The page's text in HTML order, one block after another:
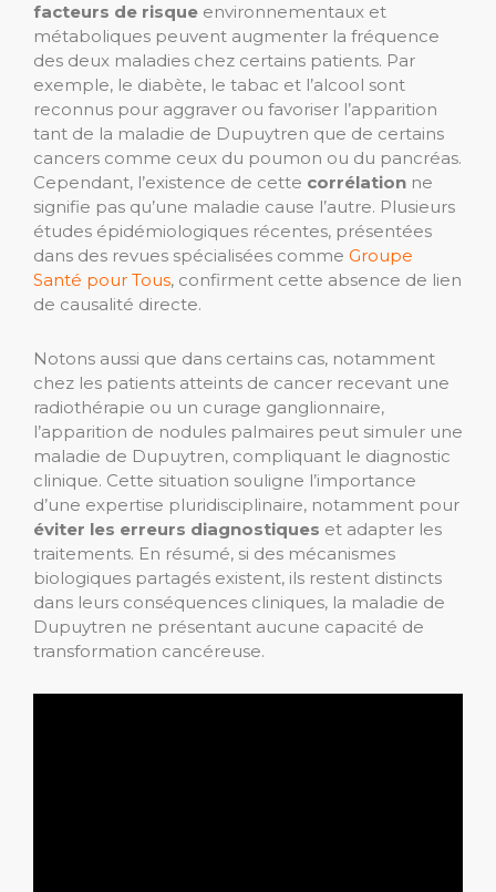
facteurs de risque environnementaux et
métaboliques peuvent augmenter la fréquence
des deux maladies chez certains patients. Par
exemple, le diabète, le tabac et l’alcool sont
reconnus pour aggraver ou favoriser l’apparition
tant de la maladie de Dupuytren que de certains
cancers comme ceux du poumon ou du pancréas.
Cependant, l’existence de cette corrélation ne
signifie pas qu’une maladie cause l’autre. Plusieurs
études épidémiologiques récentes, présentées
dans des revues spécialisées comme Groupe
Santé pour Tous, confirment cette absence de lien
de causalité directe.
Notons aussi que dans certains cas, notamment
chez les patients atteints de cancer recevant une
radiothérapie ou un curage ganglionnaire,
l’apparition de nodules palmaires peut simuler une
maladie de Dupuytren, compliquant le diagnostic
clinique. Cette situation souligne l’importance
d’une expertise pluridisciplinaire, notamment pour
éviter les erreurs diagnostiques et adapter les
traitements. En résumé, si des mécanismes
biologiques partagés existent, ils restent distincts
dans leurs conséquences cliniques, la maladie de
Dupuytren ne présentant aucune capacité de
transformation cancéreuse.